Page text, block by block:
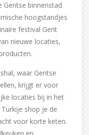
binnenstad
hoogstandjes
festival Gent
nieuwe locaties,
waar Gentse
krijgt er voor
locaties bij in het
shop je de
voor korte keten.